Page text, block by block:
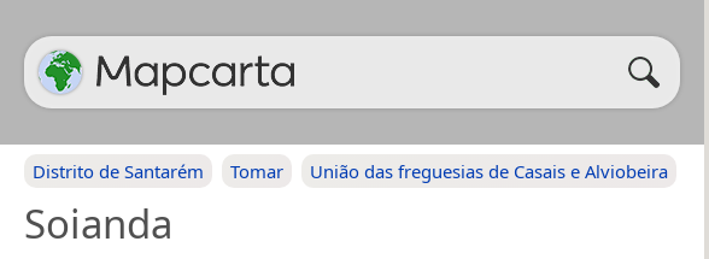
Distrito de Santarém Tomar União das freguesias de Casais e Alviobeira
Soianda